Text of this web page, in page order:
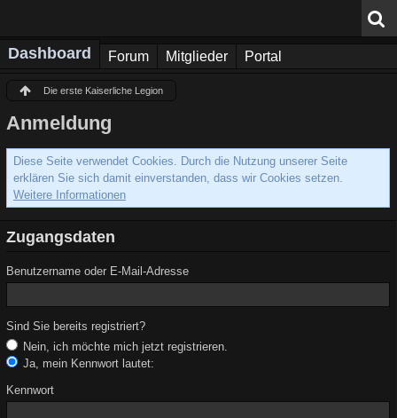
Dashboard Forum Mitglieder Portal
Die erste Kaiserliche Legion
Anmeldung
Diese Seite verwendet Cookies. Durch die Nutzung unserer Seite
erklären Sie sich damit einverstanden, dass wir Cookies setzen.
Weitere Informationen
Zugangsdaten
Benutzername oder E-Mail-Adresse
Sind Sie bereits registriert?
Nein, ich möchte mich jetzt registrieren.
Ja, mein Kennwort lautet:
Kennwort